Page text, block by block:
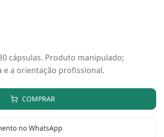
cápsulas. Produto manipulado;
e a orientação profissional.
COMPRAR
no WhatsApp